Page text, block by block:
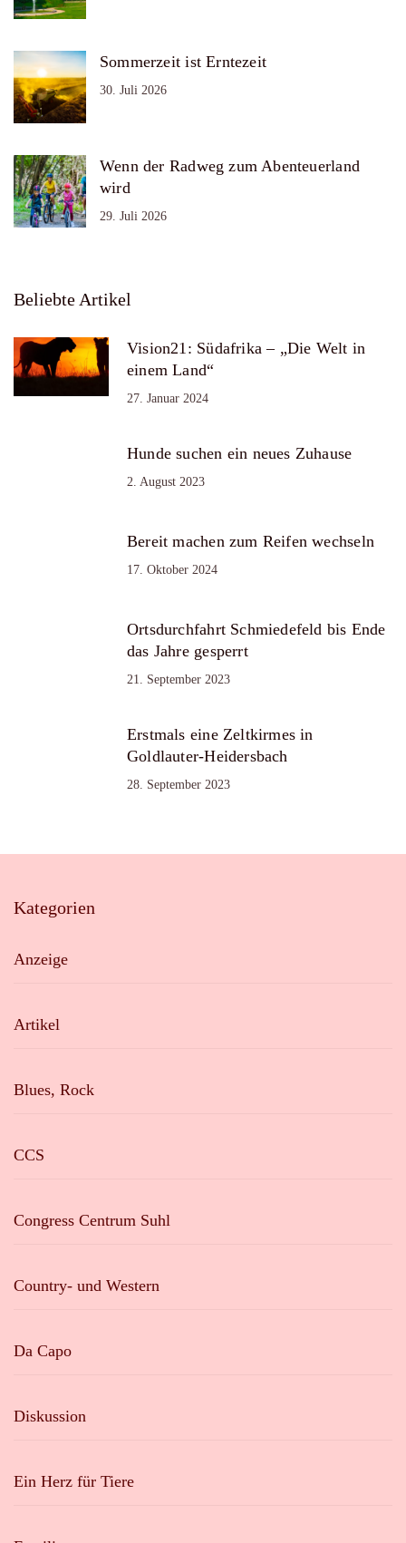
Sommerzeit ist Erntezeit
30. Juli 2026
Wenn der Radweg zum Abenteuerland
wird
29. Juli 2026
Beliebte Artikel
Vision21: Südafrika – „Die Welt in
einem Land“
27. Januar 2024
Hunde suchen ein neues Zuhause
2. August 2023
Bereit machen zum Reifen wechseln
17. Oktober 2024
Ortsdurchfahrt Schmiedefeld bis Ende
das Jahre gesperrt
21. September 2023
Erstmals eine Zeltkirmes in
Goldlauter-Heidersbach
28. September 2023
Kategorien
Anzeige
Artikel
Blues, Rock
CCS
Congress Centrum Suhl
Country- und Western
Da Capo
Diskussion
Ein Herz für Tiere